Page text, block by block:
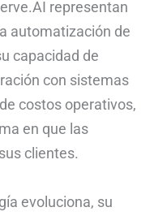
representan
automatización de
capacidad de
con sistemas
costos operativos,
en que las
clientes.
evoluciona, su